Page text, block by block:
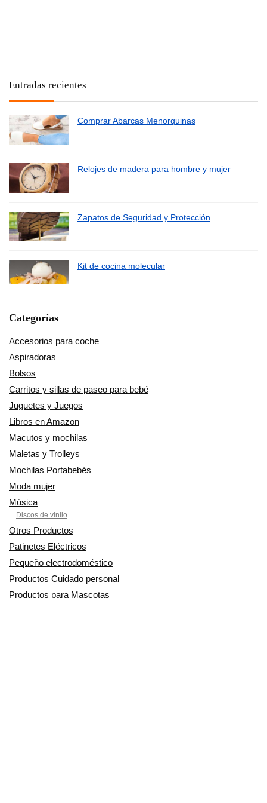
Entradas recientes
Comprar Abarcas Menorquinas
Relojes de madera para hombre y mujer
Zapatos de Seguridad y Protección
Kit de cocina molecular
Categorías
Accesorios para coche
Aspiradoras
Bolsos
Carritos y sillas de paseo para bebé
Juguetes y Juegos
Libros en Amazon
Macutos y mochilas
Maletas y Trolleys
Mochilas Portabebés
Moda mujer
Música
Discos de vinilo
Otros Productos
Patinetes Eléctricos
Pequeño electrodoméstico
Productos Cuidado personal
Productos para Mascotas